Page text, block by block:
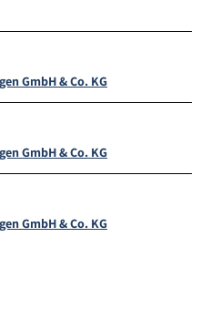
GmbH & Co. KG
GmbH & Co. KG
GmbH & Co. KG